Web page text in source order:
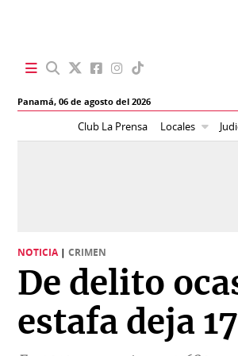
Panamá,06 de agosto del 2026
Club La Prensa Locales
Política
Mundo
BBC
Vivir+
Opinión
NOTICIA | CRIMEN
De delito
estafa deja